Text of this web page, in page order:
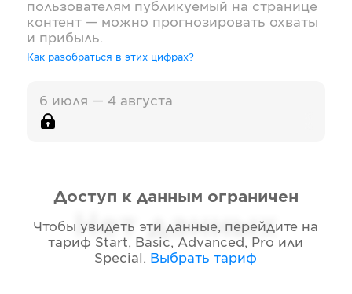
пользователям публикуемый на странице
контент — можно прогнозировать охваты
и прибыль.
Как разобраться в этих цифрах?
6 июля — 4 августа
Нет данных
Доступ к данным ограничен
Чтобы увидеть эти данные, перейдите на
тариф Start, Basic, Advanced, Pro или
Special . Выбрать тариф